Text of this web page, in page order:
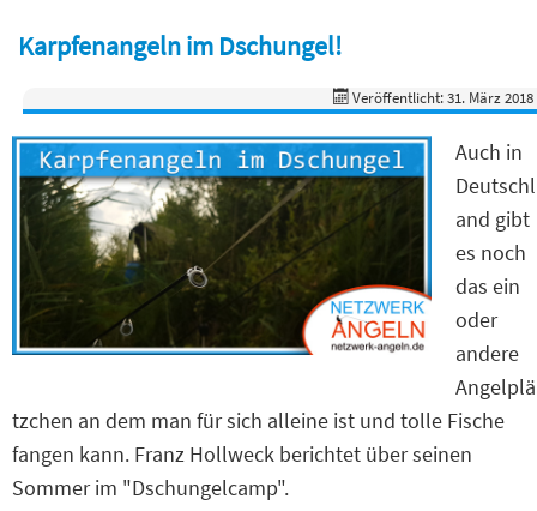
Karpfenangeln im Dschungel!
Veröffentlicht: 31. März 2018
Auch in
Deutschl
and gibt
es noch
das ein
oder
andere
Angelplä
tzchen an dem man für sich alleine ist und tolle Fische
fangen kann. Franz Hollweck berichtet über seinen
Sommer im "Dschungelcamp".